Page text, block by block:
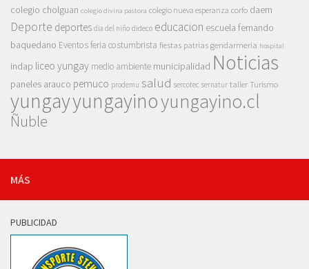
colegio cholguan colegio divina pastora colegio nueva esperanza corfo daem
Deporte deportes dia del niño dideco educacion escuela fernando
baquedano Eventosferia costumbrista fiestas patrias gendarmeria hospital
indap liceo yungay medio ambiente municipalidad Noticias
paneles arauco pemuco prodemu salud sercotec sernatur taller Turismo
yungayyungayinoyungayino.cl
Ñuble
MÁS
PUBLICIDAD